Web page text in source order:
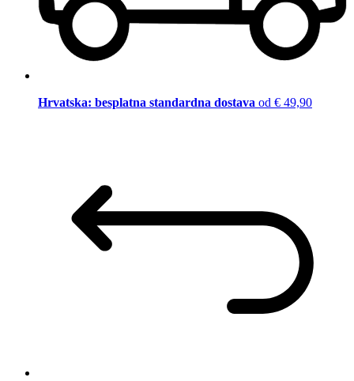
Hrvatska: besplatna standardna dostava od € 49,90